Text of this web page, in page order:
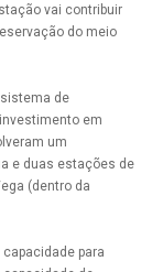
vai contribuir
do meio
de
em
um
e duas estações de
(dentro da
para